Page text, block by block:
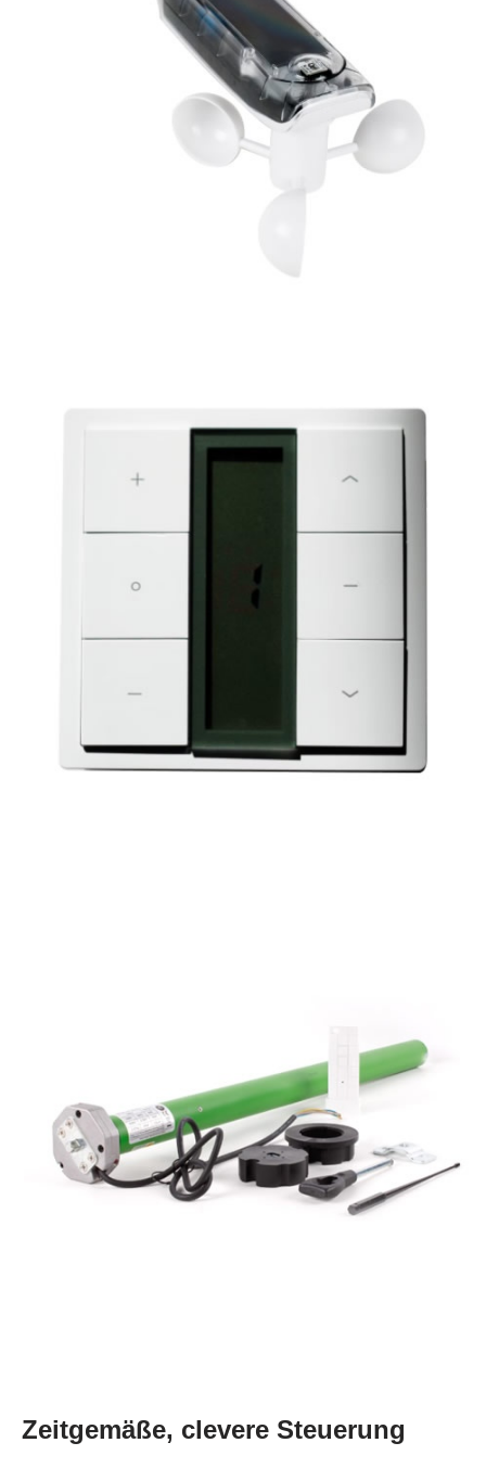
Zeitgemäße, clevere Steuerung